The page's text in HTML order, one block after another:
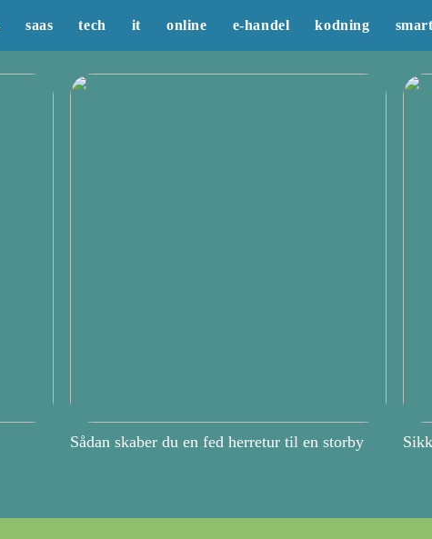
saas tech it online e-handel kodning
Sådan skaber du en fed herretur til en storby